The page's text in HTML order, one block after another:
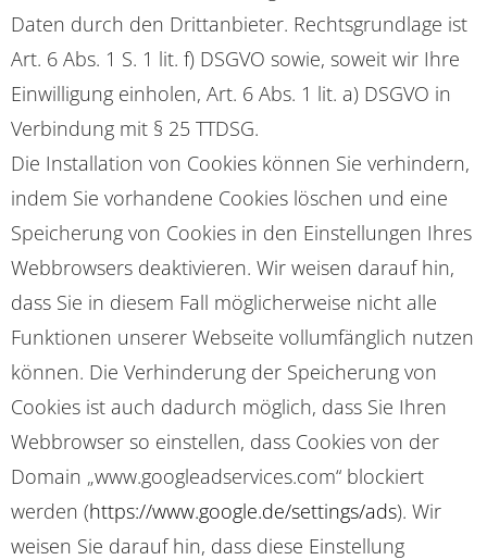
Daten durch den Drittanbieter. Rechtsgrundlage ist
Art. 6 Abs. 1 S. 1 lit. f) DSGVO sowie, soweit wir Ihre
Einwilligung einholen, Art. 6 Abs. 1 lit. a) DSGVO in
Verbindung mit § 25 TTDSG.
Die Installation von Cookies können Sie verhindern,
indem Sie vorhandene Cookies löschen und eine
Speicherung von Cookies in den Einstellungen Ihres
Webbrowsers deaktivieren. Wir weisen darauf hin,
dass Sie in diesem Fall möglicherweise nicht alle
Funktionen unserer Webseite vollumfänglich nutzen
können. Die Verhinderung der Speicherung von
Cookies ist auch dadurch möglich, dass Sie Ihren
Webbrowser so einstellen, dass Cookies von der
Domain „www.googleadservices.com“ blockiert
werden (https://www.google.de/settings/ads). Wir
weisen Sie darauf hin, dass diese Einstellung